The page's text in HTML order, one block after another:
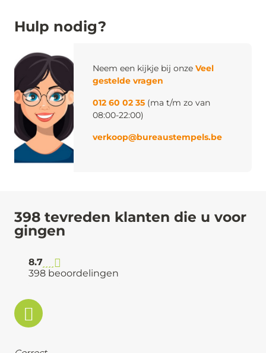
Hulp nodig?
Neem een kijkje bij onze Veel
gestelde vragen
012 60 02 35 (ma t/m zo van
08:00-22:00)
verkoop@bureaustempels.be
398 tevreden klanten die u voor
gingen
8.7
398 beoordelingen